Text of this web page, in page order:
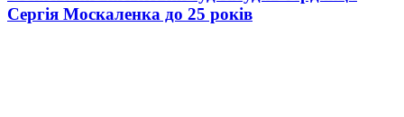
Сергія Москаленка до 25 років